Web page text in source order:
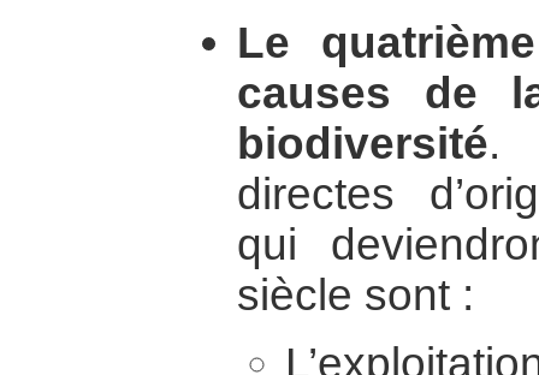
Le
causes de
biodiversité.
directes
qui
siècle sont :